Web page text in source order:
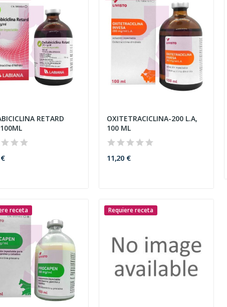
RETARD
OXITETRACICLINA-200 L.A,
100 ML
11,20 €
receta Requiere receta